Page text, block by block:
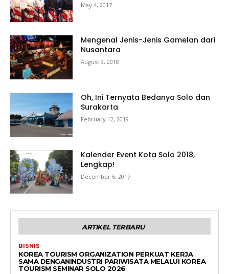
May 4, 2017
Mengenal Jenis-Jenis Gamelan dari
Nusantara
August 9, 2018
Oh, Ini Ternyata Bedanya Solo dan
Surakarta
February 12, 2019
Kalender Event Kota Solo 2018,
Lengkap!
December 6, 2017
ARTIKEL TERBARU
BISNIS
KOREA TOURISM ORGANIZATION PERKUAT KERJA
SAMA DENGANINDUSTRI PARIWISATA MELALUI KOREA
TOURISM SEMINAR SOLO 2026